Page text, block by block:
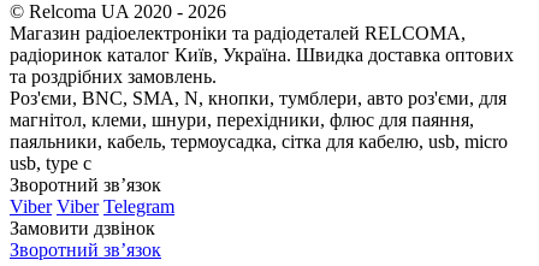
© Relcoma UA 2020 - 2026
Магазин радіоелектроніки та радіодеталей RELCOMA,
радіоринок каталог Київ, Україна. Швидка доставка оптових
та роздрібних замовлень.
Роз'єми, BNC, SMA, N, кнопки, тумблери, авто роз'єми, для
магнітол, клеми, шнури, перехідники, флюс для паяння,
паяльники, кабель, термоусадка, сітка для кабелю, usb, micro
usb, type c
Зворотний зв’язок
Viber Viber Telegram
Замовити дзвінок
Зворотний зв’язок